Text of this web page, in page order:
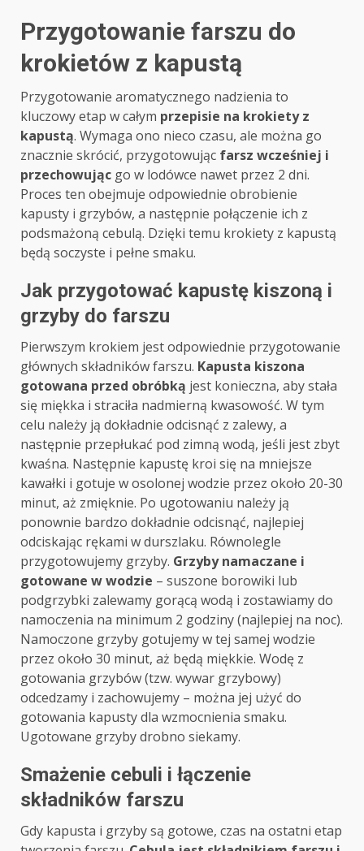
Przygotowanie farszu do
krokietów z kapustą
Przygotowanie aromatycznego nadzienia to
kluczowy etap w całym przepisie na krokiety z
kapustą. Wymaga ono nieco czasu, ale można go
znacznie skrócić, przygotowując farsz wcześniej i
przechowując go w lodówce nawet przez 2 dni.
Proces ten obejmuje odpowiednie obrobienie
kapusty i grzybów, a następnie połączenie ich z
podsmażoną cebulą. Dzięki temu krokiety z kapustą
będą soczyste i pełne smaku.
Jak przygotować kapustę kiszoną i
grzyby do farszu
Pierwszym krokiem jest odpowiednie przygotowanie
głównych składników farszu. Kapusta kiszona
gotowana przed obróbką jest konieczna, aby stała
się miękka i straciła nadmierną kwasowość. W tym
celu należy ją dokładnie odcisnąć z zalewy, a
następnie przepłukać pod zimną wodą, jeśli jest zbyt
kwaśna. Następnie kapustę kroi się na mniejsze
kawałki i gotuje w osolonej wodzie przez około 20-30
minut, aż zmięknie. Po ugotowaniu należy ją
ponownie bardzo dokładnie odcisnąć, najlepiej
odciskając rękami w durszlaku. Równolegle
przygotowujemy grzyby. Grzyby namaczane i
gotowane w wodzie – suszone borowiki lub
podgrzybki zalewamy gorącą wodą i zostawiamy do
namoczenia na minimum 2 godziny (najlepiej na noc).
Namoczone grzyby gotujemy w tej samej wodzie
przez około 30 minut, aż będą miękkie. Wodę z
gotowania grzybów (tzw. wywar grzybowy)
odcedzamy i zachowujemy – można jej użyć do
gotowania kapusty dla wzmocnienia smaku.
Ugotowane grzyby drobno siekamy.
Smażenie cebuli i łączenie
składników farszu
Gdy kapusta i grzyby są gotowe, czas na ostatni etap